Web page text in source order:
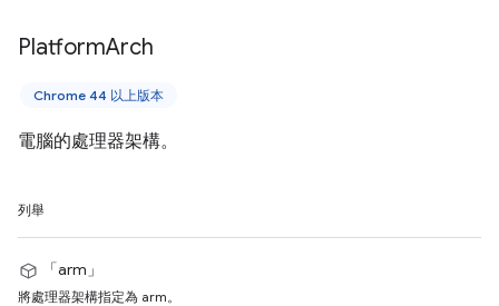
PlatformArch
Chrome 44 以上版本
電腦的處理器架構。
列舉
「arm」
將處理器架構指定為 arm。